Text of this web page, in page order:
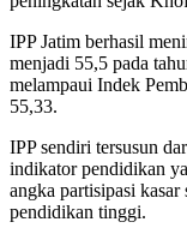
IPP Jatim berhasil
menjadi 55,5 pada
melampaui Indek
55,33.
IPP sendiri tersusun
indikator pendidikan
angka partisipasi kasar
pendidikan tinggi.